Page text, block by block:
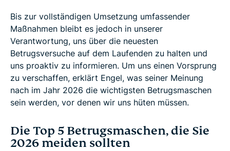
Bis zur vollständigen Umsetzung umfassender
Maßnahmen bleibt es jedoch in unserer
Verantwortung, uns über die neuesten
Betrugsversuche auf dem Laufenden zu halten und
uns proaktiv zu informieren. Um uns einen Vorsprung
zu verschaffen, erklärt Engel, was seiner Meinung
nach im Jahr 2026 die wichtigsten Betrugsmaschen
sein werden, vor denen wir uns hüten müssen.
Die Top 5 Betrugsmaschen, die Sie
2026 meiden sollten